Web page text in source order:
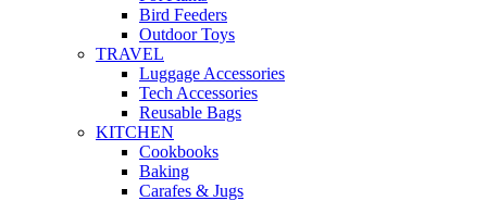
Bird Feeders
Outdoor Toys
TRAVEL
Luggage Accessories
Tech Accessories
Reusable Bags
KITCHEN
Cookbooks
Baking
Carafes & Jugs